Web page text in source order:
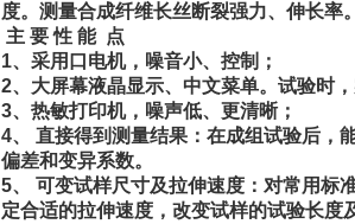
度。测量合成纤维长丝断裂强力、伸长率
主 要 性 能 点
1、采用口电机，噪音小、控制；
2、大屏幕液晶显示、中文菜单。试验时
3、热敏打印机，噪声低、更清晰；
4、 直接得到测量结果：在成组试验后，
偏差和变异系数。
5、 可变试样尺寸及拉伸速度：对常用标
定合适的拉伸速度，改变试样的试验长度